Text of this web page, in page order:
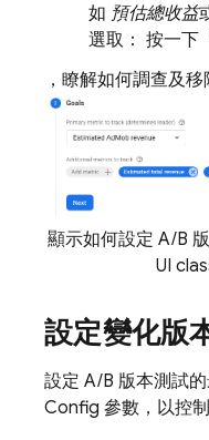
如 預估總收益
選取： 按一下
，瞭解如何調查及移
顯示如何設定 A/B
UI
設定變化版
設定 A/B 版本測試
Config 參數，以控